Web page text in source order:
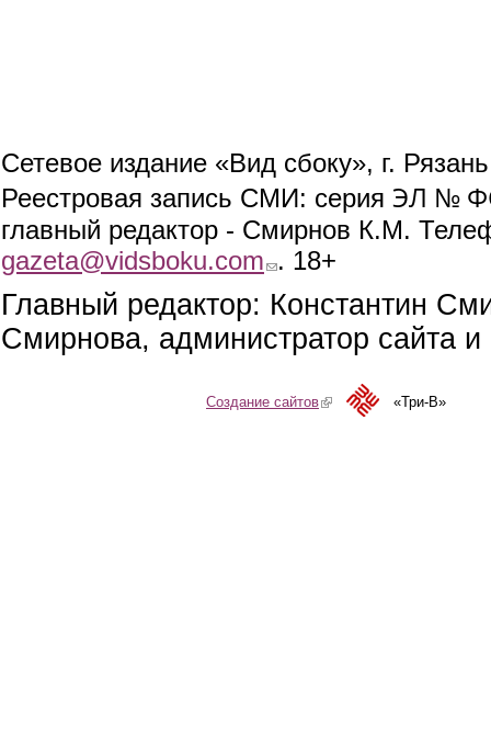
Сетевое издание «Вид сбоку», г.
Реестровая запись СМИ: серия ЭЛ №
главный редактор - Смирнов К.М.
gazeta@vidsboku.com (link sends e-mail)
. 18+
Главный редактор: Константин
Смирнова, администратор сайта
Создание сайтов(link is external)«Три-В»